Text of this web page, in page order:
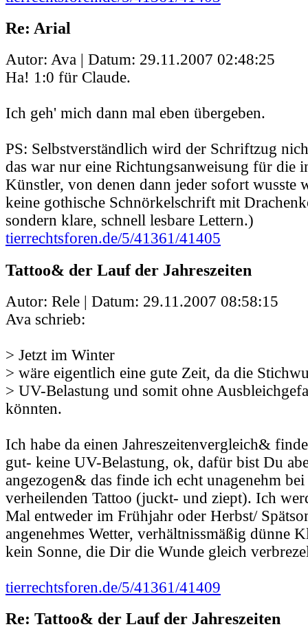
Re: Arial
Autor: Ava | Datum: 29.11.2007 02:48:25
Ha! 1:0 für Claude.
Ich geh' mich dann mal eben übergeben.
PS: Selbstverständlich wird der Schriftzug
das war nur eine Richtungsanweisung für die
Künstler, von denen dann jeder sofort wusste
keine gothische Schnörkelschrift mit
sondern klare, schnell lesbare Lettern.)
tierrechtsforen.de/5/41361/41405
Tattoo& der Lauf der Jahreszeiten
Autor: Rele | Datum: 29.11.2007 08:58:15
Ava schrieb:
> Jetzt im Winter
> wäre eigentlich eine gute Zeit, da die
> UV-Belastung und somit ohne
könnten.
Ich habe da einen Jahreszeitenvergleich&
gut- keine UV-Belastung, ok, dafür bist Du
angezogen& das finde ich echt unagenehm
verheilenden Tattoo (juckt- und ziept). Ich
Mal entweder im Frühjahr oder Herbst/
angenehmes Wetter, verhältnissmäßig dünne
kein Sonne, die Dir die Wunde gleich
tierrechtsforen.de/5/41361/41409
Re: Tattoo& der Lauf der Jahreszeiten